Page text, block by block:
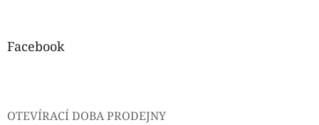
Facebook
OTEVÍRACÍ DOBA PRODEJNY